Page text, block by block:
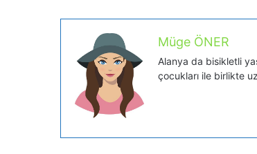
Müge ÖNER
Alanya da bisikletli
çocukları ile birlikte